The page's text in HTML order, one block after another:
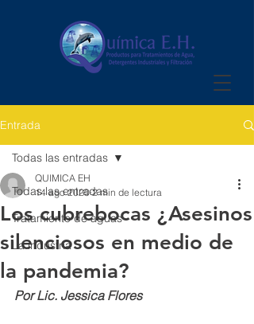
Entrada
Todas las entradas
Tratamiento de aguas
La industria
Todas las entradas
Los cubrebocas ¿Asesinos
silenciosos en medio de
la pandemia?
QUIMICA EH
14 ago 2020 2 min de lectura
Por Lic. Jessica Flores